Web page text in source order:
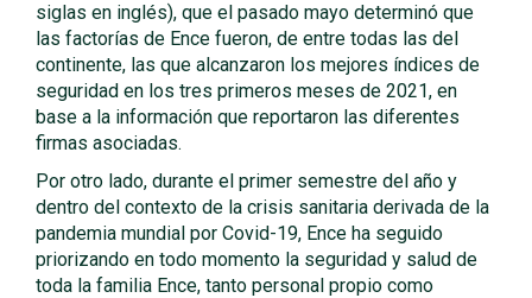
siglas en inglés), que el pasado mayo determinó que
las factorías de Ence fueron, de entre todas las del
continente, las que alcanzaron los mejores índices de
seguridad en los tres primeros meses de 2021, en
base a la información que reportaron las diferentes
firmas asociadas.
Por otro lado, durante el primer semestre del año y
dentro del contexto de la crisis sanitaria derivada de la
pandemia mundial por Covid-19, Ence ha seguido
priorizando en todo momento la seguridad y salud de
toda la familia Ence, tanto personal propio como